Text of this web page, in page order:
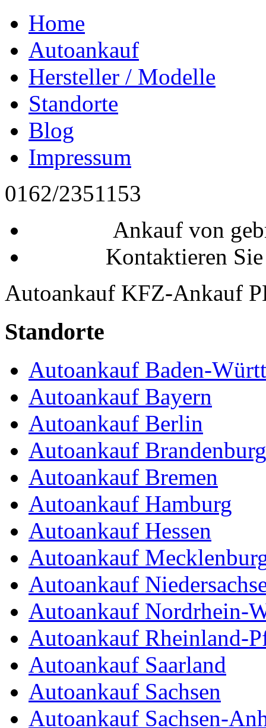
Home
Autoankauf
Hersteller / Modelle
Standorte
Blog
Impressum
0162/2351153
Ankauf von
Kontaktieren
Autoankauf KFZ-Ankauf
Standorte
Autoankauf Baden-
Autoankauf Bayern
Autoankauf Berlin
Autoankauf Brandenburg
Autoankauf Bremen
Autoankauf Hamburg
Autoankauf Hessen
Autoankauf
Autoankauf
Autoankauf Nordrhein-
Autoankauf Rheinland-
Autoankauf Saarland
Autoankauf Sachsen
Autoankauf Sachsen-